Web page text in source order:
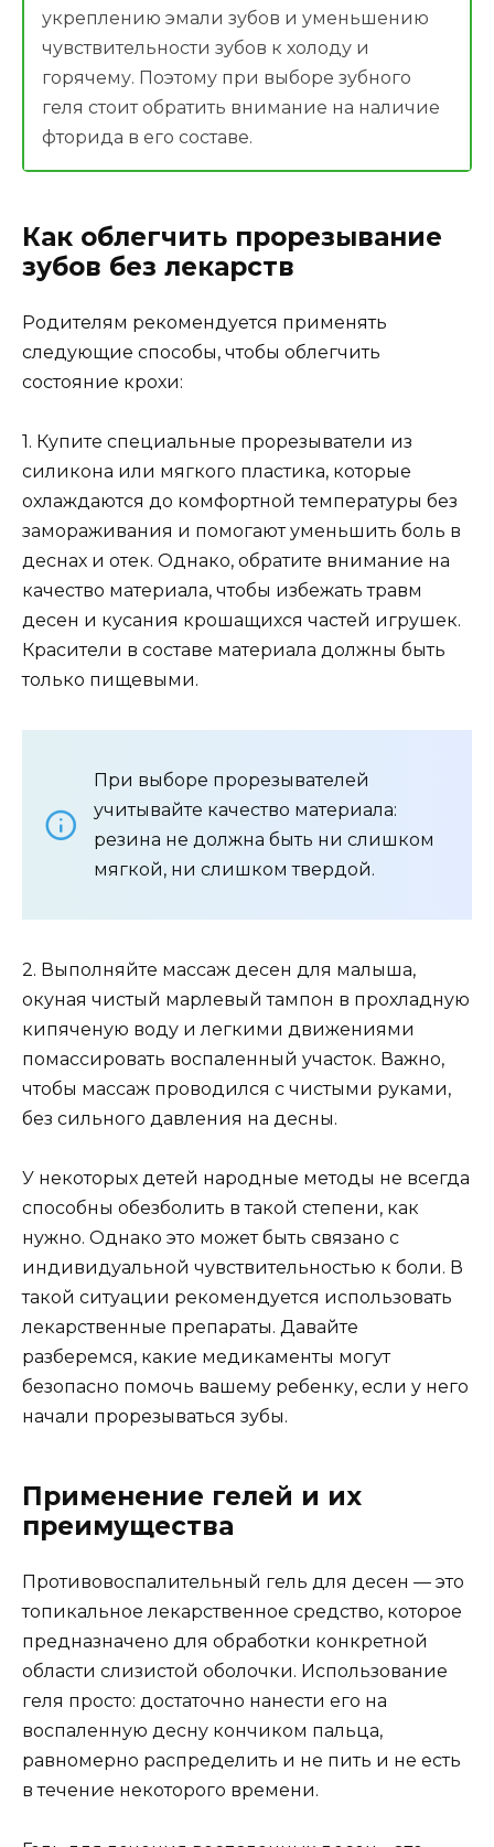
укреплению эмали зубов и уменьшению
чувствительности зубов к холоду и
горячему. Поэтому при выборе зубного
геля стоит обратить внимание на наличие
фторида в его составе.
Как облегчить прорезывание
зубов без лекарств
Родителям рекомендуется применять
следующие способы, чтобы облегчить
состояние крохи:
1. Купите специальные прорезыватели из
силикона или мягкого пластика, которые
охлаждаются до комфортной температуры без
замораживания и помогают уменьшить боль в
деснах и отек. Однако, обратите внимание на
качество материала, чтобы избежать травм
десен и кусания крошащихся частей игрушек.
Красители в составе материала должны быть
только пищевыми.
При выборе прорезывателей
учитывайте качество материала:
резина не должна быть ни слишком
мягкой, ни слишком твердой.
2. Выполняйте массаж десен для малыша,
окуная чистый марлевый тампон в прохладную
кипяченую воду и легкими движениями
помассировать воспаленный участок. Важно,
чтобы массаж проводился с чистыми руками,
без сильного давления на десны.
У некоторых детей народные методы не всегда
способны обезболить в такой степени, как
нужно. Однако это может быть связано с
индивидуальной чувствительностью к боли. В
такой ситуации рекомендуется использовать
лекарственные препараты. Давайте
разберемся, какие медикаменты могут
безопасно помочь вашему ребенку, если у него
начали прорезываться зубы.
Применение гелей и их
преимущества
Противовоспалительный гель для десен — это
топикальное лекарственное средство, которое
предназначено для обработки конкретной
области слизистой оболочки. Использование
геля просто: достаточно нанести его на
воспаленную десну кончиком пальца,
равномерно распределить и не пить и не есть
в течение некоторого времени.